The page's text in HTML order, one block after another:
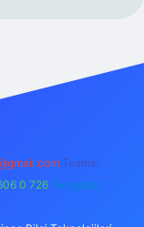
Teams:
0 726 Telegram: